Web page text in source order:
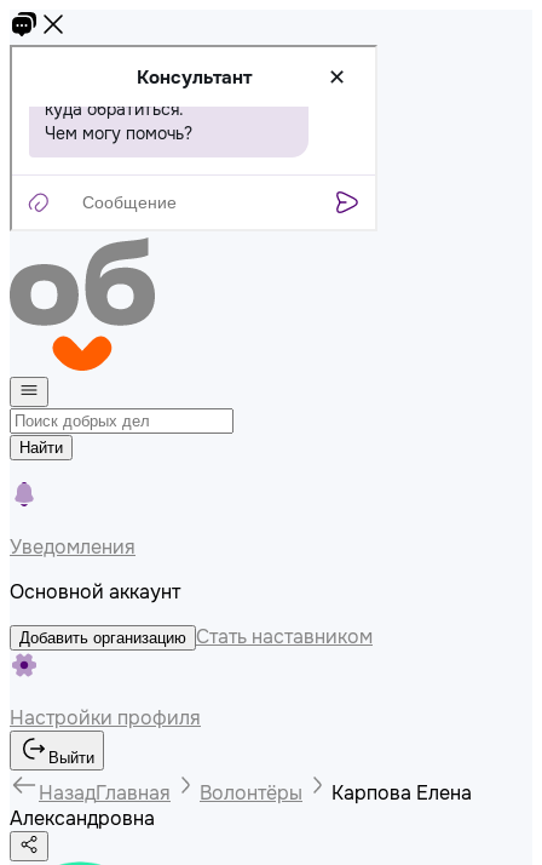
Найти
Уведомления
Основной аккаунт
Добавить организацию Стать наставником
Настройки профиля
Выйти
НазадГлавная Волонтёры
Карпова Елена
Александровна